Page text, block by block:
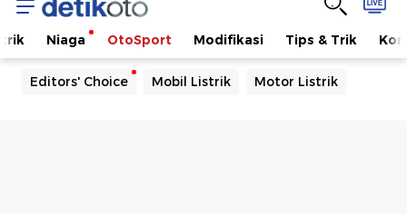
Niaga OtoSport Modifikasi Tips & Trik
Editors' Choice Mobil Listrik Motor Listrik